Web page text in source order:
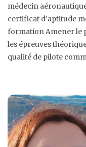
médecin
certificat d’aptitude
formation Amener le
les épreuves
qualité de pilote